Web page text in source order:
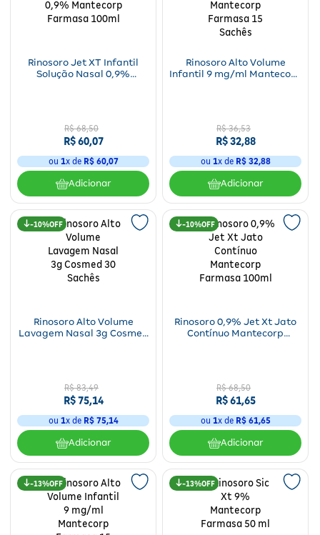
Rinosoro Jet XT Infantil
Solução Nasal 0,9%
R$ 68,50
R$60,07
ou 1x de R$ 60,07
Adicionar
Rinosoro Alto Volume
Infantil 9 mg/ml Mantecorp
R$ 36,53
R$32,88
ou 1x de R$ 32,88
Adicionar
10%
Rinosoro Alto Volume
Lavagem Nasal 3g Cosmed
R$ 83,49
R$75,14
ou 1x de R$ 75,14
Adicionar
10%
Rinosoro 0,9% Jet Xt Jato
Contínuo Mantecorp
R$ 68,50
R$61,65
ou 1x de R$ 61,65
Adicionar
13% 13%
Fitoterápicos e Homeopáticos